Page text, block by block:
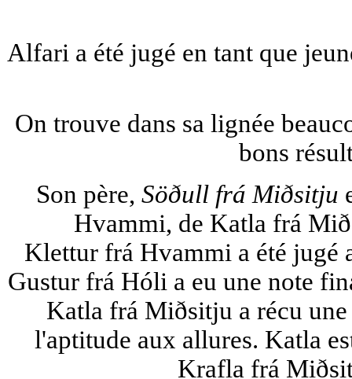
Alfari a été jugé en tant que
On trouve dans sa lignée
bons
Son père, Söðull frá Miðsitju
Hvammi, de Katla frá
Klettur frá Hvammi a été jugé
Gustur frá Hóli a eu une note
Katla frá Miðsitju a récu
l'aptitude aux allures. Katla
Krafla frá